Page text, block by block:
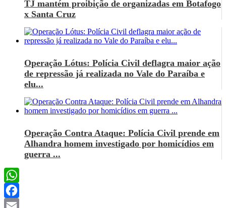
TJ mantém proibição de organizadas em Botafogo
x Santa Cruz
Operação Lótus: Polícia Civil deflagra maior ação
de repressão já realizada no Vale do Paraíba e
elu...
Operação Contra Ataque: Polícia Civil prende em
Alhandra homem investigado por homicídios em
guerra ...
WhatsApp
Facebook